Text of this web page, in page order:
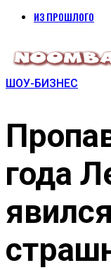
ИЗ ПРОШЛОГО
ШОУ-БИЗНЕС
года